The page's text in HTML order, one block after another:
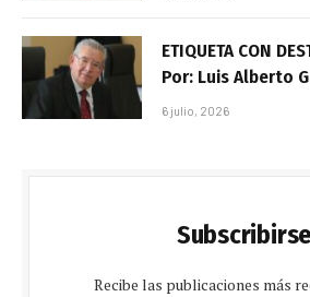
ETIQUETA CON
Por: Luis Alberto
6 julio, 2026
Subscribirse
Recibe las publicaciones más